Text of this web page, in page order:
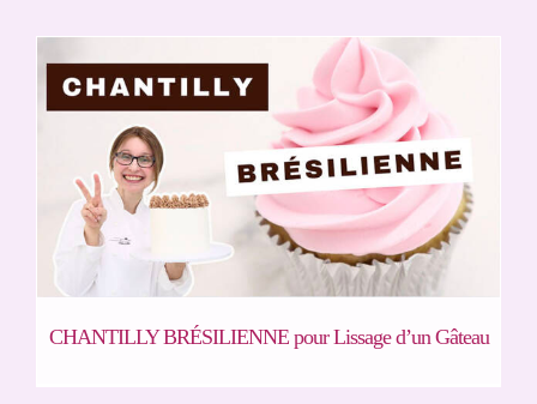
CHANTILLY BRÉSILIENNE pour Lissage d’un Gâteau